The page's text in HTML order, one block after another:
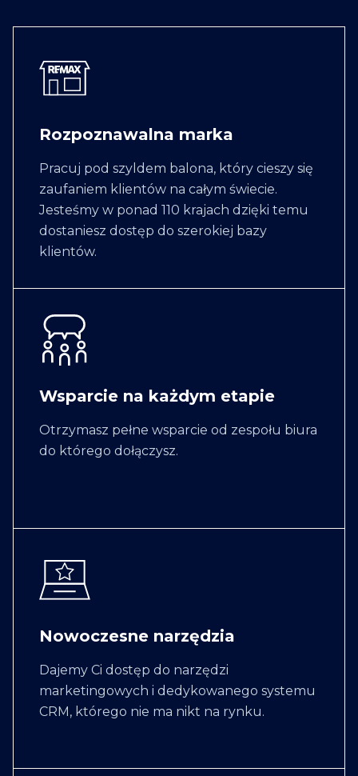
Rozpoznawalna marka
Pracuj pod szyldem balona, który cieszy się
zaufaniem klientów na całym świecie.
Jesteśmy w ponad 110 krajach dzięki temu
dostaniesz dostęp do szerokiej bazy
klientów.
Wsparcie na każdym etapie
Otrzymasz pełne wsparcie od zespołu biura
do którego dołączysz.
Nowoczesne narzędzia
Dajemy Ci dostęp do narzędzi
marketingowych i dedykowanego systemu
CRM, którego nie ma nikt na rynku.